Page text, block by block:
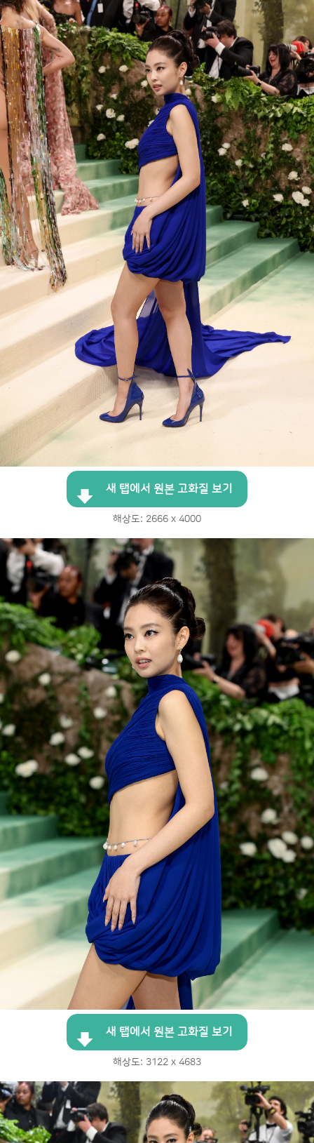
새 탭에서 원본 고화질 보기
해상도: 2666 x 4000
새 탭에서 원본 고화질 보기
해상도: 3122 x 4683